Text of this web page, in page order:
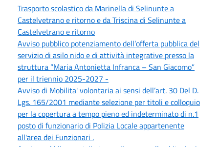
Trasporto scolastico da Marinella di Selinunte a
Castelvetrano e ritorno e da Triscina di Selinunte a
Castelvetrano e ritorno
Avviso pubblico potenziamento dell’offerta pubblica del
servizio di asilo nido e di attività integrative presso la
struttura “Maria Antonietta Infranca – San Giacomo”
per il triennio 2025-2027 -
Avviso di Mobilita' volontaria ai sensi dell’art. 30 Del D.
Lgs. 165/2001 mediante selezione per titoli e colloquio
per la copertura a tempo pieno ed indeterminato di n.1
posto di funzionario di Polizia Locale appartenente
all'area dei Funzionari .